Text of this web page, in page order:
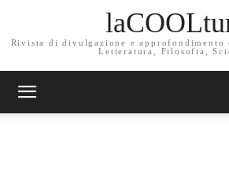
Rivista di divulgazione e approfondimento
Letteratura, Filosofia,